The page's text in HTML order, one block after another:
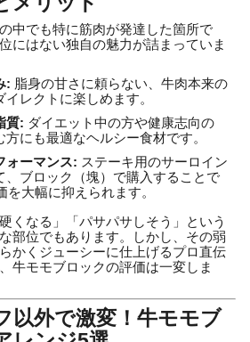
中でも特に筋肉が発達した箇所で
にはない独自の魅力が詰まっていま
: 脂身の甘さに頼らない、牛肉本来の
レクトに楽しめます。
質: ダイエット中の方や健康志向の
にも最適なヘルシー食材です。
ォーマンス: ステーキ用のサーロイン
、ブロック（塊）で購入することで
を大幅に抑えられます。
くなる」「パサパサしそう」という
部位でもあります。しかし、その弱
かくジューシーに仕上げるプロ直伝
牛モモブロックの評価は一変しま
以外で激変！牛モモブ